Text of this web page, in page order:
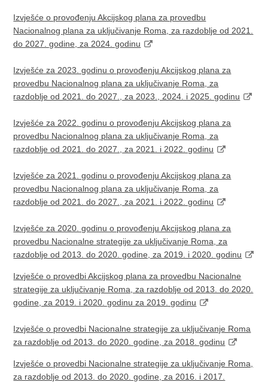
Izvješće o provođenju Akcijskog plana za provedbu
Nacionalnog plana za uključivanje Roma, za razdoblje od 2021.
do 2027. godine, za 2024. godinu
Izvješće za 2023. godinu o provođenju Akcijskog plana za
provedbu Nacionalnog plana za uključivanje Roma, za
razdoblje od 2021. do 2027., za 2023., 2024. i 2025. godinu
Izvješće za 2022. godinu o provođenju Akcijskog plana za
provedbu Nacionalnog plana za uključivanje Roma, za
razdoblje od 2021. do 2027., za 2021. i 2022. godinu
Izvješće za 2021. godinu o provođenju Akcijskog plana za
provedbu Nacionalnog plana za uključivanje Roma, za
razdoblje od 2021. do 2027., za 2021. i 2022. godinu
Izvješće za 2020. godinu o provođenju Akcijskog plana za
provedbu Nacionalne strategije za uključivanje Roma, za
razdoblje od 2013. do 2020. godine, za 2019. i 2020. godinu
Izvješće o provedbi Akcijskog plana za provedbu Nacionalne
strategije za uključivanje Roma, za razdoblje od 2013. do 2020.
godine, za 2019. i 2020. godinu za 2019. godinu
Izvješće o provedbi Nacionalne strategije za uključivanje Roma
za razdoblje od 2013. do 2020. godine, za 2018. godinu
Izvješće o provedbi Nacionalne strategije za uključivanje Roma,
za razdoblje od 2013. do 2020. godine, za 2016. i 2017.